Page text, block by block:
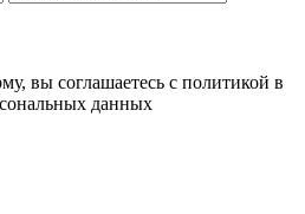
вы соглашаетесь с политикой в
данных